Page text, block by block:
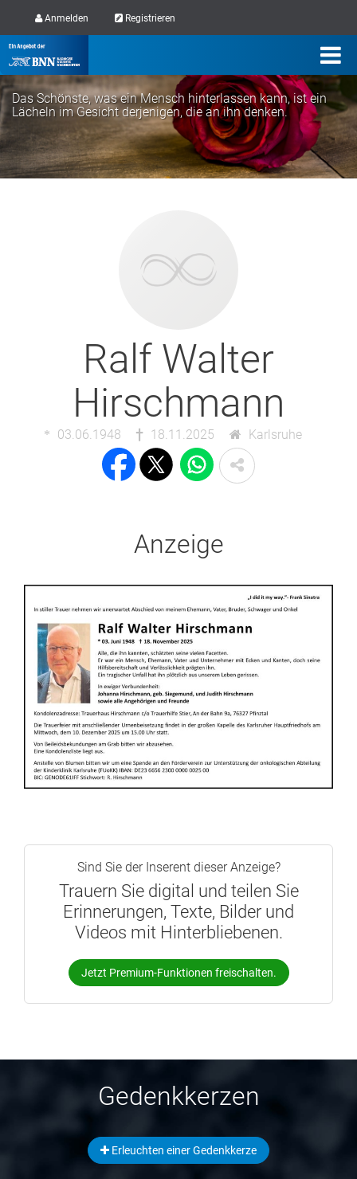
Anmelden Registrieren
Das Schönste, was ein Mensch hinterlassen kann, ist ein
Lächeln im Gesicht derjenigen, die an ihn denken.
Ralf Walter
Hirschmann
03.06.1948 18.11.2025 Karlsruhe
Anzeige
Sind Sie der Inserent dieser Anzeige?
Trauern Sie digital und teilen Sie
Erinnerungen, Texte, Bilder und
Videos mit Hinterbliebenen.
Jetzt Premium-Funktionen freischalten.
Gedenkkerzen
Erleuchten einer Gedenkkerze